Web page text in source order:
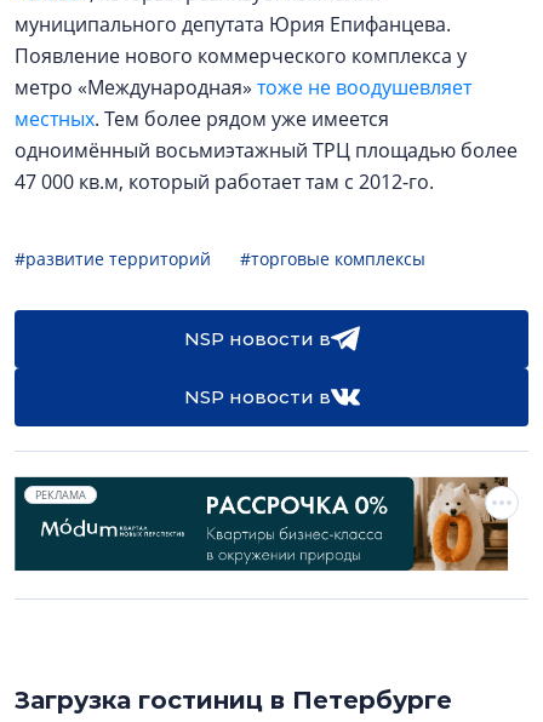
муниципального депутата Юрия Епифанцева.
Появление нового коммерческого комплекса у
метро «Международная» тоже не воодушевляет
местных. Тем более рядом уже имеется
одноимённый восьмиэтажный ТРЦ площадью более
47 000 кв.м, который работает там с 2012-го.
#развитие территорий #торговые комплексы
NSP новости в
NSP новости в
РЕКЛАМА
Загрузка гостиниц в Петербурге